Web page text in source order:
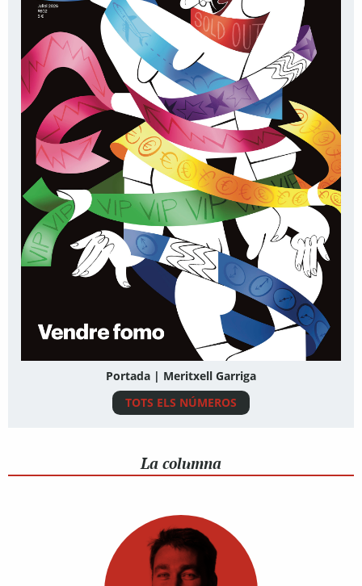
Portada | Meritxell Garriga
TOTS ELS NÚMEROS
La columna